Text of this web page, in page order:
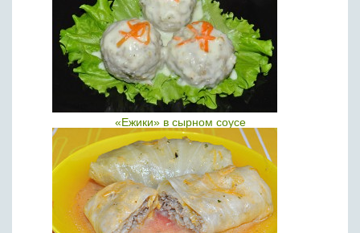
«Ежики» в сырном соусе